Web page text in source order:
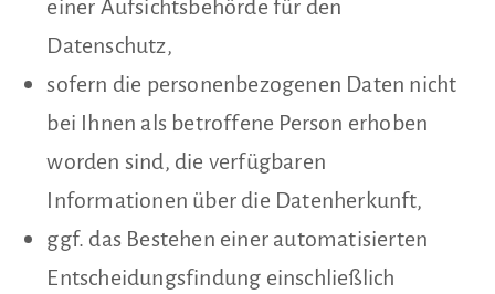
einer Aufsichtsbehörde für den
Datenschutz,
sofern die personenbezogenen Daten nicht
bei Ihnen als betroffene Person erhoben
worden sind, die verfügbaren
Informationen über die Datenherkunft,
ggf. das Bestehen einer automatisierten
Entscheidungsfindung einschließlich